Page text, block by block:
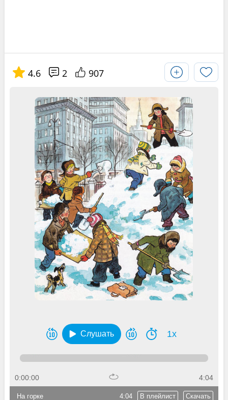
4.6 2 907
Слушать 1x
0:00:00 4:04
4:04 В плейлист Скачать
На горке